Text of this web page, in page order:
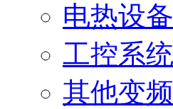
电热设备
工控系
其他变